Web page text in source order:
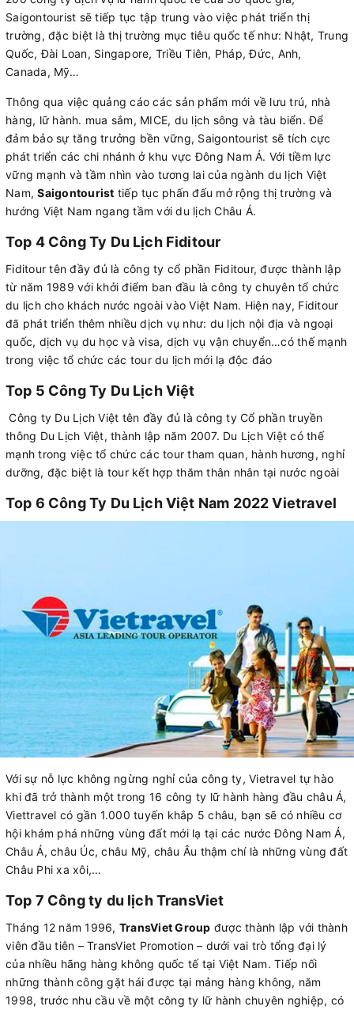
Saigontourist sẽ tiếp tục tập trung vào việc phát triển thị
trường, đặc biệt là thị trường mục tiêu quốc tế như: Nhật, Trung
Quốc, Đài Loan, Singapore, Triều Tiên, Pháp, Đức, Anh,
Canada, Mỹ…
Thông qua việc quảng cáo các sản phẩm mới về lưu trú, nhà
hàng, lữ hành. mua sắm, MICE, du lịch sông và tàu biển. Để
đảm bảo sự tăng trưởng bền vững, Saigontourist sẽ tích cực
phát triển các chi nhánh ở khu vực Đông Nam Á. Với tiềm lực
vững mạnh và tầm nhìn vào tương lai của ngành du lịch Việt
Nam,Saigontourist tiếp tục phấn đấu mở rộng thị trường và
hướng Việt Nam ngang tầm với du lịch Châu Á.
Top 4 Công Ty Du Lịch Fiditour
Fiditour tên đầy đủ là công ty cổ phần Fiditour, được thành lập
từ năm 1989 với khởi điểm ban đầu là công ty chuyên tổ chức
du lịch cho khách nước ngoài vào Việt Nam. Hiện nay, Fiditour
đã phát triển thêm nhiều dịch vụ như: du lịch nội địa và ngoại
quốc, dịch vụ du học và visa, dịch vụ vận chuyển…có thế mạnh
trong việc tổ chức các tour du lịch mới lạ độc đáo
Top 5 Công Ty Du Lịch Việt
Công ty Du Lịch Việt tên đầy đủ là công ty Cổ phần truyền
thông Du Lịch Việt, thành lập năm 2007. Du Lịch Việt có thế
mạnh trong việc tổ chức các tour tham quan, hành hương, nghỉ
dưỡng, đặc biệt là tour kết hợp thăm thân nhân tại nước ngoài
Top 6 Công Ty Du Lịch Việt Nam 2022 Vietravel
Với sự nỗ lực không ngừng nghỉ của công ty, Vietravel tự hào
khi đã trở thành một trong 16 công ty lữ hành hàng đầu châu Á,
Viettravel có gần 1.000 tuyến khắp 5 châu, bạn sẽ có nhiều cơ
hội khám phá những vùng đất mới lạ tại các nước Đông Nam Á,
Châu Á, châu Úc, châu Mỹ, châu Âu thậm chí là những vùng đất
Châu Phi xa xôi,…
Top 7 Công ty du lịch TransViet
Tháng 12 năm 1996, TransViet Group được thành lập với thành
viên đầu tiên – TransViet Promotion – dưới vai trò tổng đại lý
của nhiều hãng hàng không quốc tế tại Việt Nam. Tiếp nối
những thành công gặt hái được tại mảng hàng không, năm
1998, trước nhu cầu về một công ty lữ hành chuyên nghiệp, có